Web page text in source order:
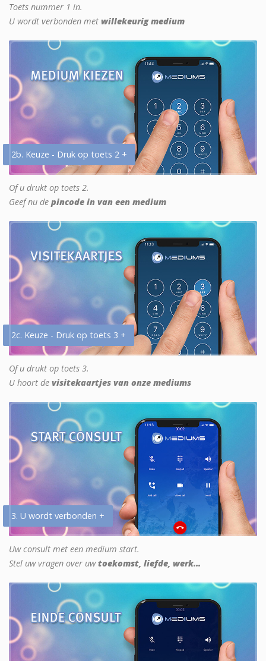
Toets nummer 1 in.
U wordt verbonden met willekeurig medium
2b. Keuze - Druk op toets 2 +
Of u drukt op toets 2.
Geef nu de pincode in van een medium
2c. Keuze - Druk op toets 3 +
Of u drukt op toets 3.
U hoort de visitekaartjes van onze mediums
3. U wordt verbonden +
Uw consult met een medium start.
Stel uw vragen over uwtoekomst, liefde, werk...